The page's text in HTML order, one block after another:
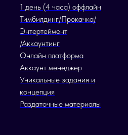
1 день (4 часа) оффлайн
Тимбилдинг/Прокачка/
Энтертеймент
/Аккаунтинг
Онлайн платформа
Аккаунт менеджер
Уникальные задания и
концепция
Раздаточные материалы